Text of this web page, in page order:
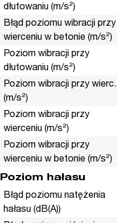
dłutowaniu (m/s²)
Błąd poziomu wibracji przy
wierceniu w betonie (m/s²)
Poziom wibracji przy
dłutowaniu (m/s²)
Poziom wibracji przy wierc.
(m/s²)
Poziom wibracji przy
wierceniu (m/s²)
Poziom wibracji przy
wierceniu w betonie (m/s²)
Poziom hałasu
Błąd poziomu natężenia
hałasu (dB(A))